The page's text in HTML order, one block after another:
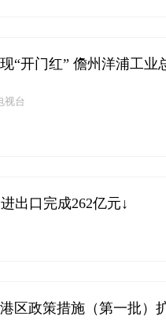
“开门红” 儋州洋浦工业
视台
出口完成262亿元↓
区政策措施（第一批）